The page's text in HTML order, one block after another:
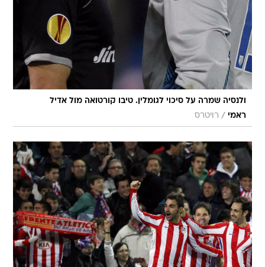
ולנסיה שמרה על סיכוי לגומלין. טיבו קורטואה מול אדיל
ראמי / רויטרס